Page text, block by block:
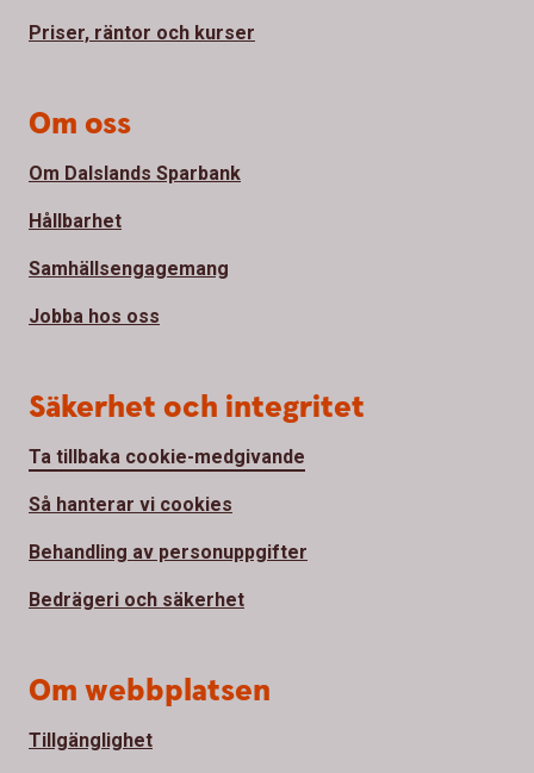
Priser, räntor och kurser
Om oss
Om Dalslands Sparbank
Hållbarhet
Samhällsengagemang
Jobba hos oss
Säkerhet och integritet
Ta tillbaka cookie-medgivande
Så hanterar vi cookies
Behandling av personuppgifter
Bedrägeri och säkerhet
Om webbplatsen
Tillgänglighet